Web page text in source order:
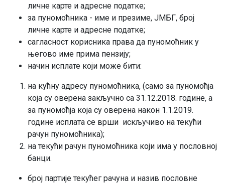
личне карте и адресне податке;
за пуномоћника - име и презиме, ЈМБГ, број
личне карте и адресне податке;
сагласност корисника права да пуномоћник у
његово име прима пензију;
начин исплате који може бити:
на кућну адресу пуномоћника, (само за пуномоћја
која су оверена закључно са 31.12.2018. године, а
за пуномоћја која су оверена након 1.1.2019.
године исплата се врши искључиво на текући
рачун пуномоћника);
на текући рачун пуномоћника који има у пословној
банци.
број партије текућег рачуна и назив пословне